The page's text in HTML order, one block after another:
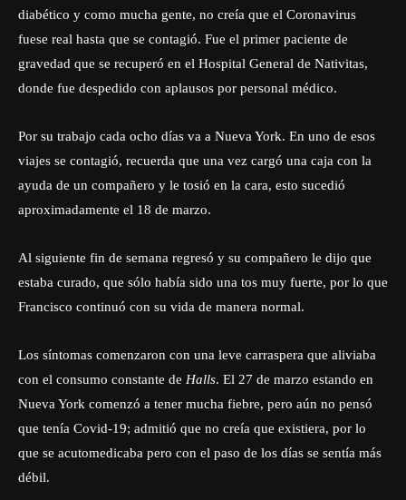
diabético y como mucha gente, no creía que el Coronavirus
fuese real hasta que se contagió. Fue el primer paciente de
gravedad que se recuperó en el Hospital General de Nativitas,
donde fue despedido con aplausos por personal médico.
Por su trabajo cada ocho días va a Nueva York. En uno de esos
viajes se contagió, recuerda que una vez cargó una caja con la
ayuda de un compañero y le tosió en la cara, esto sucedió
aproximadamente el 18 de marzo.
Al siguiente fin de semana regresó y su compañero le dijo que
estaba curado, que sólo había sido una tos muy fuerte, por lo que
Francisco continuó con su vida de manera normal.
Los síntomas comenzaron con una leve carraspera que aliviaba
con el consumo constante de Halls. El 27 de marzo estando en
Nueva York comenzó a tener mucha fiebre, pero aún no pensó
que tenía Covid-19; admitió que no creía que existiera, por lo
que se acutomedicaba pero con el paso de los días se sentía más
débil.